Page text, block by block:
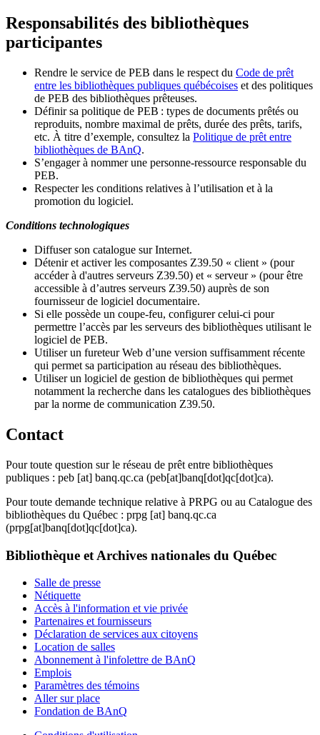
Responsabilités des bibliothèques
participantes
Rendre le service de PEB dans le respect du Code de prêt
entre les bibliothèques publiques québécoises et des politiques
de PEB des bibliothèques prêteuses.
Définir sa politique de PEB : types de documents prêtés ou
reproduits, nombre maximal de prêts, durée des prêts, tarifs,
etc. À titre d’exemple, consultez la Politique de prêt entre
bibliothèques de BAnQ.
S’engager à nommer une personne-ressource responsable du
PEB.
Respecter les conditions relatives à l’utilisation et à la
promotion du logiciel.
Conditions technologiques
Diffuser son catalogue sur Internet.
Détenir et activer les composantes Z39.50 « client » (pour
accéder à d'autres serveurs Z39.50) et « serveur » (pour être
accessible à d’autres serveurs Z39.50) auprès de son
fournisseur de logiciel documentaire.
Si elle possède un coupe-feu, configurer celui-ci pour
permettre l’accès par les serveurs des bibliothèques utilisant le
logiciel de PEB.
Utiliser un fureteur Web d’une version suffisamment récente
qui permet sa participation au réseau des bibliothèques.
Utiliser un logiciel de gestion de bibliothèques qui permet
notamment la recherche dans les catalogues des bibliothèques
par la norme de communication Z39.50.
Contact
Pour toute question sur le réseau de prêt entre bibliothèques
publiques : peb [at] banq.qc.ca (peb[at]banq[dot]qc[dot]ca).
Pour toute demande technique relative à PRPG ou au Catalogue des
bibliothèques du Québec : prpg [at] banq.qc.ca
(prpg[at]banq[dot]qc[dot]ca).
Bibliothèque et Archives nationales du Québec
Salle de presse
Nétiquette
Accès à l'information et vie privée
Partenaires et fournisseurs
Déclaration de services aux citoyens
Location de salles
Abonnement à l'infolettre de BAnQ
Emplois
Paramètres des témoins
Aller sur place
Fondation de BAnQ